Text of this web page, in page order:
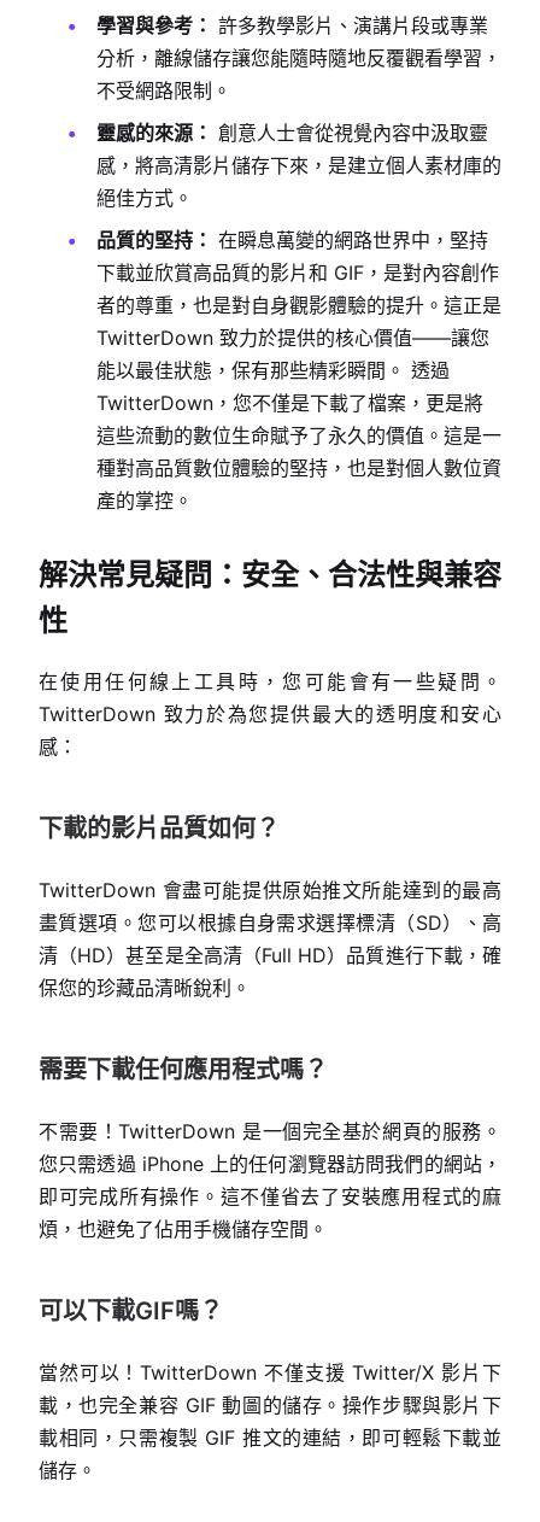
學習與參考： 許多教學影片、演講片段或專業
分析，離線儲存讓您能隨時隨地反覆觀看學習，
不受網路限制。
靈感的來源： 創意人士會從視覺內容中汲取靈
感，將高清影片儲存下來，是建立個人素材庫的
絕佳方式。
品質的堅持： 在瞬息萬變的網路世界中，堅持
下載並欣賞高品質的影片和 GIF，是對內容創作
者的尊重，也是對自身觀影體驗的提升。這正是
TwitterDown 致力於提供的核心價值——讓您
能以最佳狀態，保有那些精彩瞬間。 透過
TwitterDown，您不僅是下載了檔案，更是將
這些流動的數位生命賦予了永久的價值。這是一
種對高品質數位體驗的堅持，也是對個人數位資
產的掌控。
解決常見疑問：安全、合法性與兼容
性
在使用任何線上工具時，您可能會有一些疑問。
TwitterDown 致力於為您提供最大的透明度和安心
感：
下載的影片品質如何？
TwitterDown 會盡可能提供原始推文所能達到的最高
畫質選項。您可以根據自身需求選擇標清（SD）、高
清（HD）甚至是全高清（Full HD）品質進行下載，確
保您的珍藏品清晰銳利。
需要下載任何應用程式嗎？
不需要！TwitterDown 是一個完全基於網頁的服務。
您只需透過 iPhone 上的任何瀏覽器訪問我們的網站，
即可完成所有操作。這不僅省去了安裝應用程式的麻
煩，也避免了佔用手機儲存空間。
可以下載GIF嗎？
當然可以！TwitterDown 不僅支援 Twitter/X 影片下
載，也完全兼容 GIF 動圖的儲存。操作步驟與影片下
載相同，只需複製 GIF 推文的連結，即可輕鬆下載並
儲存。